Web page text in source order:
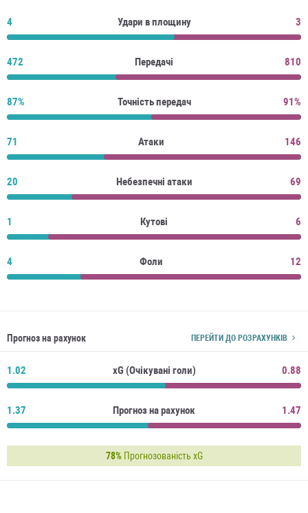
4 Удари в площину 3
472 Передачі 810
87% Точність передач 91%
71 Атаки 146
20 Небезпечні атаки 69
1 Кутові 6
4 Фоли 12
Прогноз на рахунок ПЕРЕЙТИ ДО РОЗРАХУНКІВ
1.02 xG (Очікувані голи) 0.88
1.37 Прогноз на рахунок 1.47
78%Прогнозованість xG